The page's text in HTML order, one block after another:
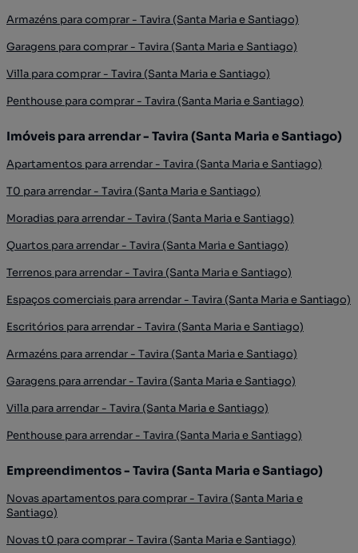
Armazéns para comprar - Tavira (Santa Maria e Santiago)
Garagens para comprar - Tavira (Santa Maria e Santiago)
Villa para comprar - Tavira (Santa Maria e Santiago)
Penthouse para comprar - Tavira (Santa Maria e Santiago)
Imóveis para arrendar - Tavira (Santa Maria e Santiago)
Apartamentos para arrendar - Tavira (Santa Maria e Santiago)
T0 para arrendar - Tavira (Santa Maria e Santiago)
Moradias para arrendar - Tavira (Santa Maria e Santiago)
Quartos para arrendar - Tavira (Santa Maria e Santiago)
Terrenos para arrendar - Tavira (Santa Maria e Santiago)
Espaços comerciais para arrendar - Tavira (Santa Maria e Santiago)
Escritórios para arrendar - Tavira (Santa Maria e Santiago)
Armazéns para arrendar - Tavira (Santa Maria e Santiago)
Garagens para arrendar - Tavira (Santa Maria e Santiago)
Villa para arrendar - Tavira (Santa Maria e Santiago)
Penthouse para arrendar - Tavira (Santa Maria e Santiago)
Empreendimentos - Tavira (Santa Maria e Santiago)
Novas apartamentos para comprar - Tavira (Santa Maria e
Santiago)
Novas t0 para comprar - Tavira (Santa Maria e Santiago)